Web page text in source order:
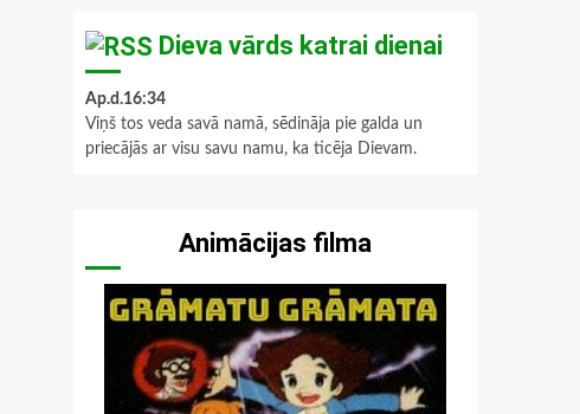
Dieva vārds katrai dienai
Ap.d.16:34
Viņš tos veda savā namā, sēdināja pie galda un
priecājās ar visu savu namu, ka ticēja Dievam.
Animācijas filma